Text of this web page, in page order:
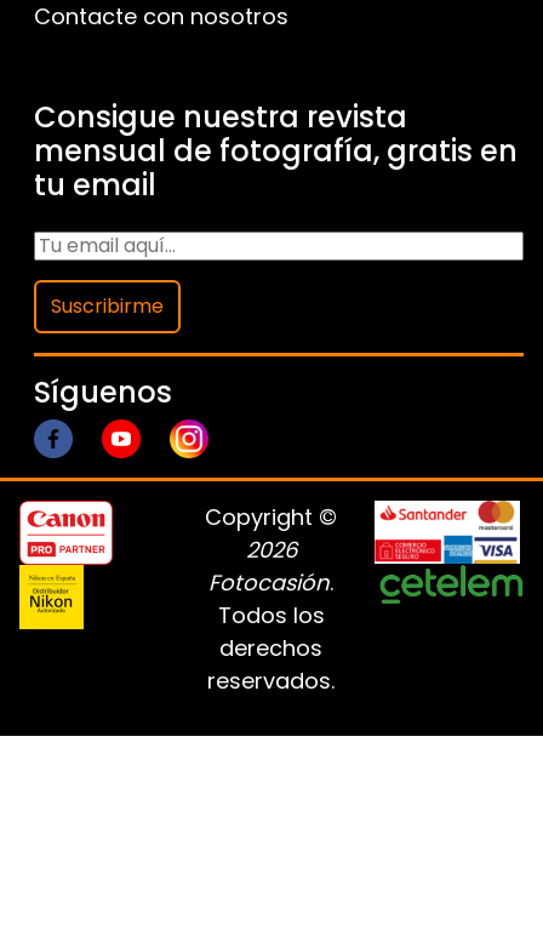
Contacte con nosotros
Consigue nuestra revista
mensual de fotografía, gratis en
tu email
Suscribirme
Síguenos
Copyright ©
2026
Fotocasión.
Todos los
derechos
reservados.